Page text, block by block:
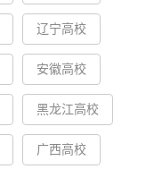
辽宁高校
安徽高校
黑龙江高校
广西高校